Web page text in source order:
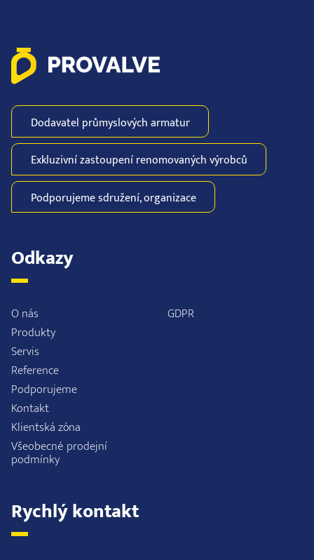
Dodavatel průmyslovýcharmatur
Exkluzivní zastoupenírenomovanýchvýrobců
Podporujemesdružení,organizace
Odkazy
O nás
Produkty
Servis
Reference
Podporujeme
Kontakt
Klientská zóna
Všeobecné prodejní
podmínky
GDPR
Rychlý kontakt